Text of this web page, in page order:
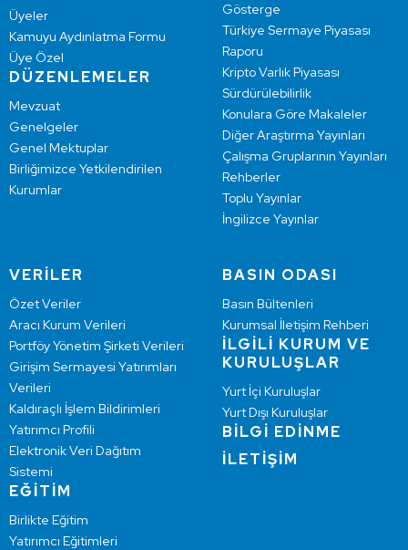
Üyeler
Kamuyu Aydınlatma Formu
Üye Özel
DÜZENLEMELER
Mevzuat
Genelgeler
Genel Mektuplar
Birliğimizce Yetkilendirilen
Kurumlar
Gösterge
Türkiye Sermaye Piyasası
Raporu
Kripto Varlık Piyasası
Sürdürülebilirlik
Konulara Göre Makaleler
Diğer Araştırma Yayınları
Çalışma Gruplarının Yayınları
Rehberler
Toplu Yayınlar
İngilizce Yayınlar
VERİLER
Özet Veriler
Aracı Kurum Verileri
Portföy Yönetim Şirketi Verileri
Girişim Sermayesi Yatırımları
Verileri
Kaldıraçlı İşlem Bildirimleri
Yatırımcı Profili
Elektronik Veri Dağıtım
Sistemi
EĞİTİM
Birlikte Eğitim
Yatırımcı Eğitimleri
BASIN ODASI
Basın Bültenleri
Kurumsal İletişim Rehberi
İLGİLİ KURUM VE
KURULUŞLAR
Yurt İçi Kuruluşlar
Yurt Dışı Kuruluşlar
BİLGİ EDİNME
İLETİŞİM